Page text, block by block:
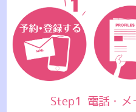
Step1 電話・メ